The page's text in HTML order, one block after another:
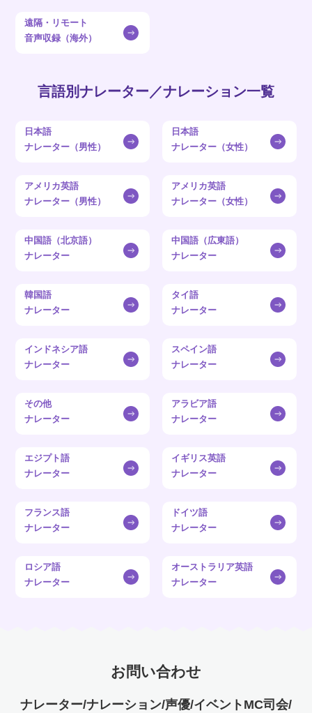
遠隔・リモート
音声収録（海外）
言語別ナレーター／ナレーション一覧
日本語
ナレーター（男性）
日本語
ナレーター（女性）
アメリカ英語
ナレーター（男性）
アメリカ英語
ナレーター（女性）
中国語（北京語）
ナレーター
中国語（広東語）
ナレーター
韓国語
ナレーター
タイ語
ナレーター
インドネシア語
ナレーター
スペイン語
ナレーター
その他
ナレーター
アラビア語
ナレーター
エジプト語
ナレーター
イギリス英語
ナレーター
フランス語
ナレーター
ドイツ語
ナレーター
ロシア語
ナレーター
オーストラリア英語
ナレーター
お問い合わせ
ナレーター/ナレーション/声優/イベントMC司会/